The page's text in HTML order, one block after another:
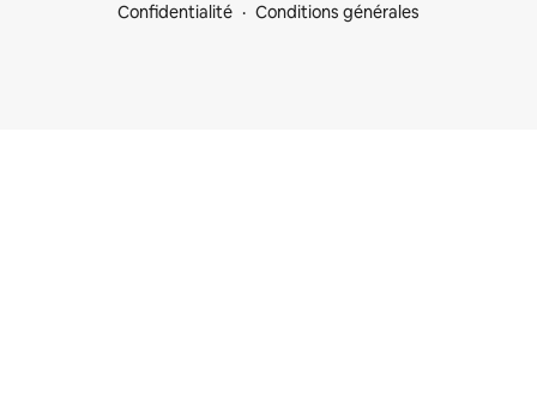
Confidentialité
Conditions générales